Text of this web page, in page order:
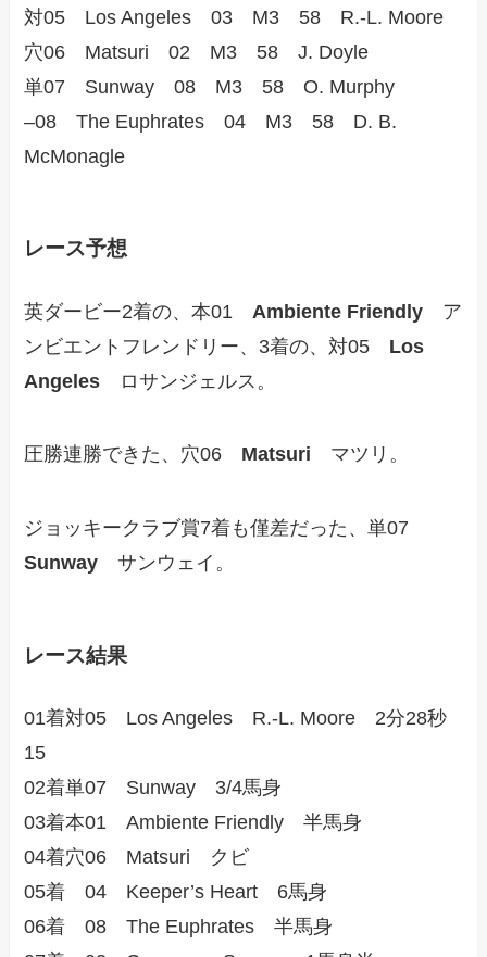
対05 Los Angeles 03 M3 58 R.-L. Moore
穴06 Matsuri 02 M3 58 J. Doyle
単07 Sunway 08 M3 58 O. Murphy
–08 The Euphrates 04 M3 58 D. B.
McMonagle
レース予想
英ダービー2着の、本01 Ambiente Friendly ア
ンビエントフレンドリー、3着の、対05 Los
Angeles ロサンジェルス。
圧勝連勝できた、穴06 Matsuri マツリ。
ジョッキークラブ賞7着も僅差だった、単07
Sunway サンウェイ。
レース結果
01着対05 Los Angeles R.-L. Moore 2分28秒
15
02着単07 Sunway 3/4馬身
03着本01 Ambiente Friendly 半馬身
04着穴06 Matsuri クビ
05着 04 Keeper’s Heart 6馬身
06着 08 The Euphrates 半馬身